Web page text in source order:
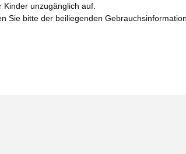
Kinder unzugänglich auf.
Sie bitte der beiliegenden